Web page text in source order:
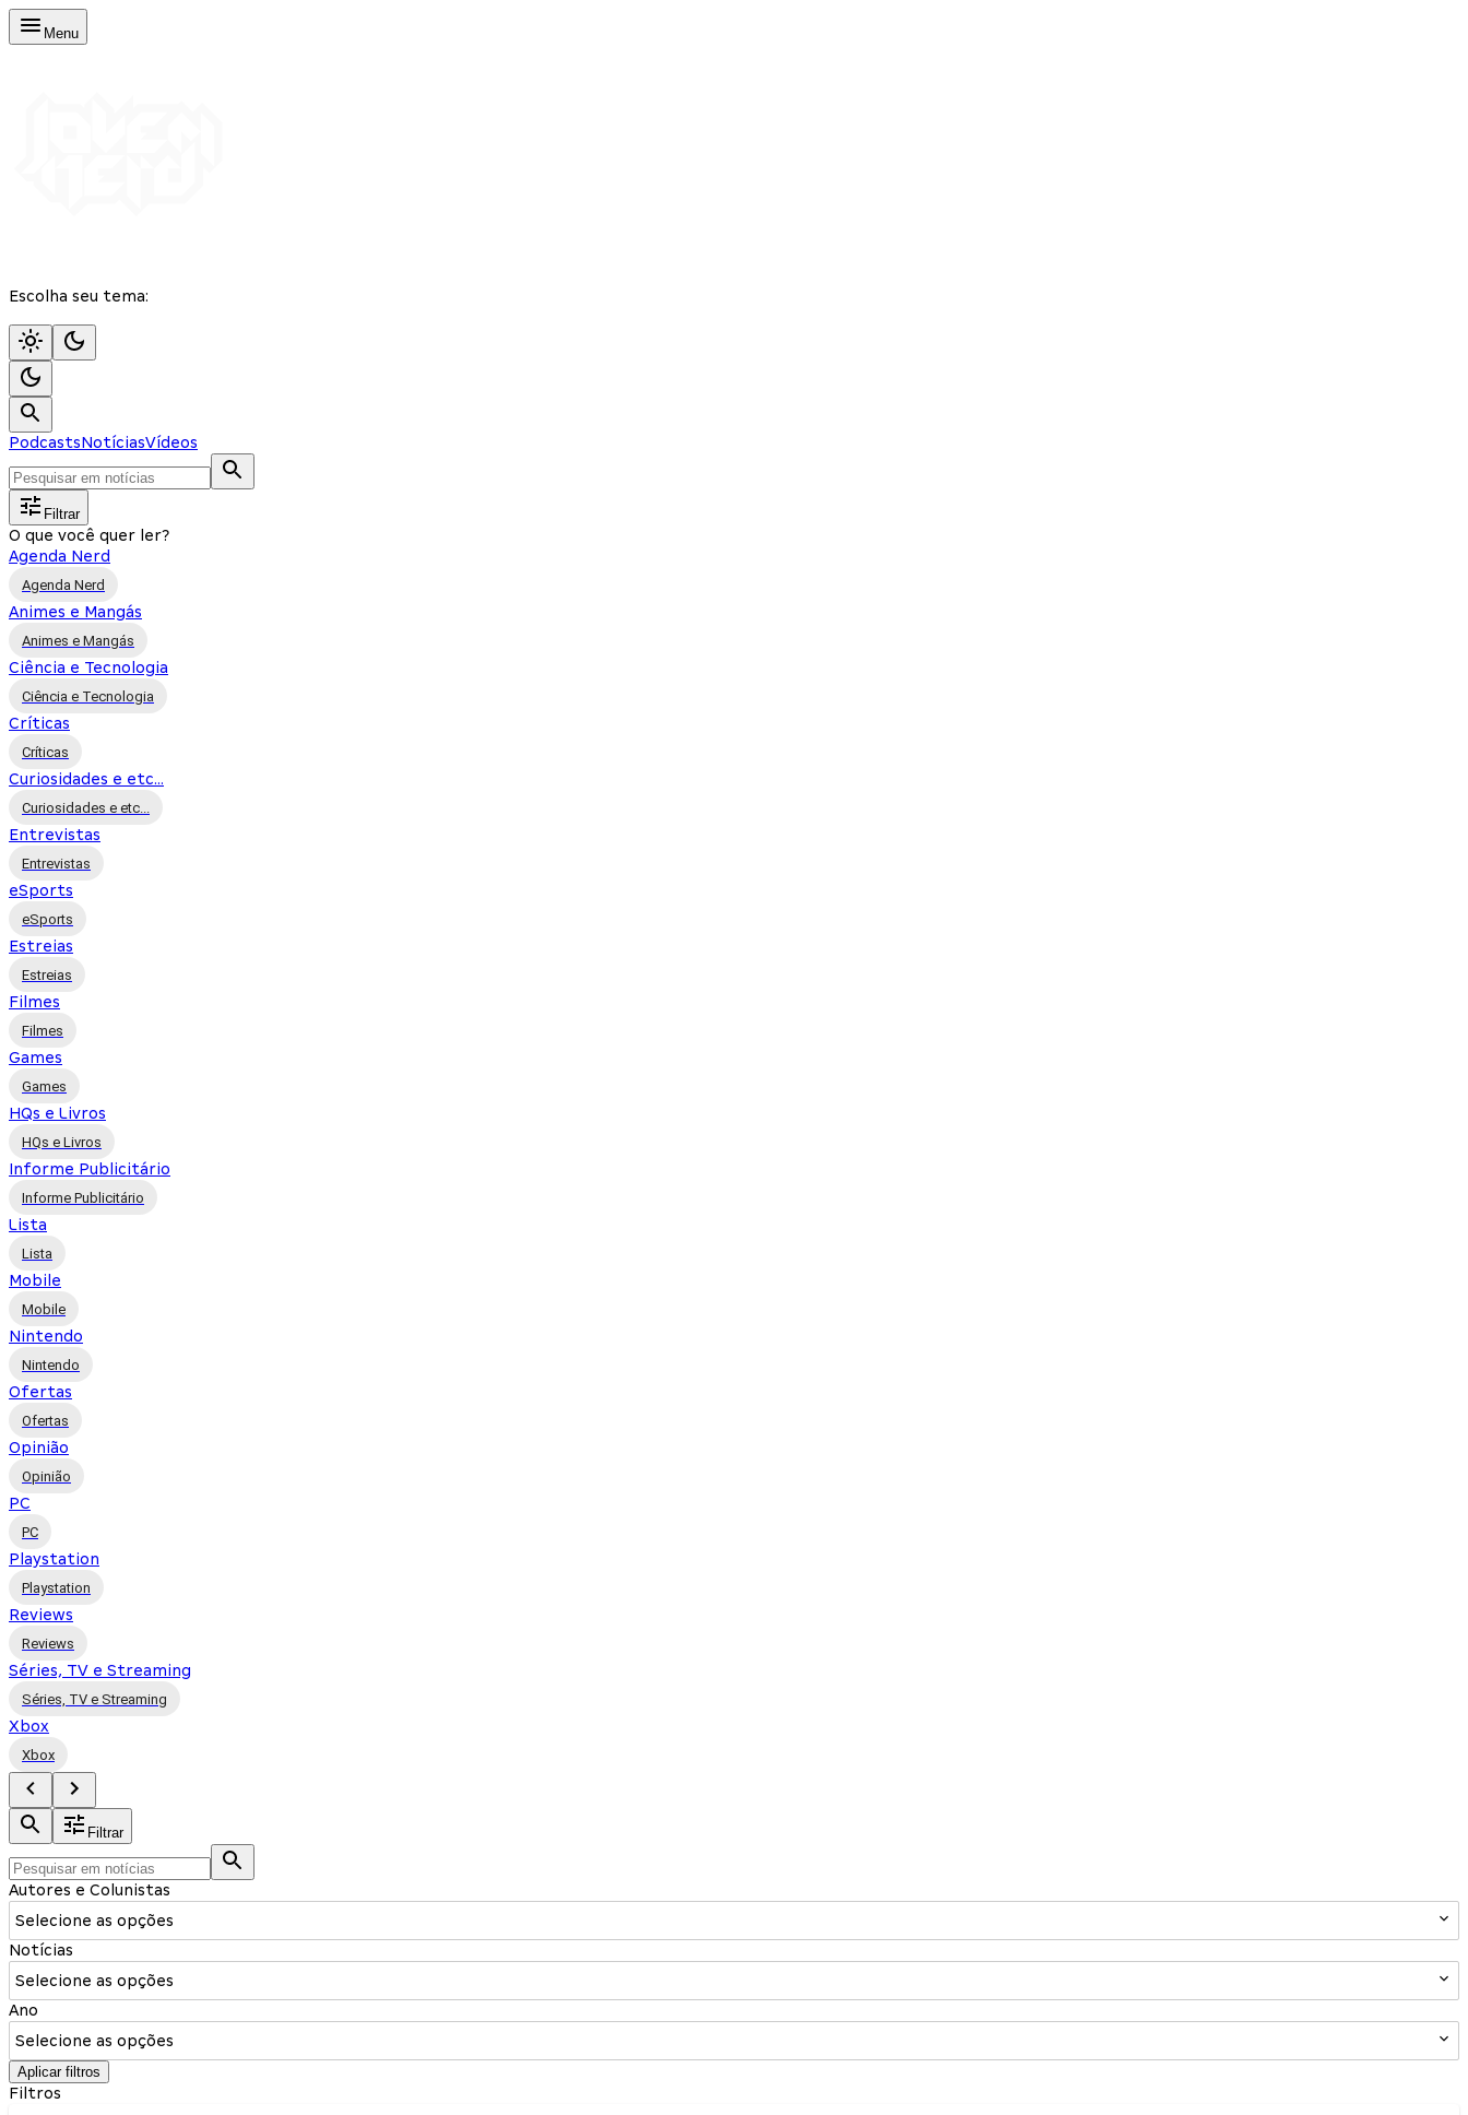
Menu
Escolha seu tema:
PodcastsNotíciasVídeos
Filtrar
O que você quer ler?
Agenda Nerd
Agenda Nerd
Animes e Mangás
Animes e Mangás
Ciência e Tecnologia
Ciência e Tecnologia
Críticas
Críticas
Curiosidades e etc...
Curiosidades e etc...
Entrevistas
Entrevistas
eSports
eSports
Estreias
Estreias
Filmes
Filmes
Games
Games
HQs e Livros
HQs e Livros
Informe Publicitário
Informe Publicitário
Lista
Lista
Mobile
Mobile
Nintendo
Nintendo
Ofertas
Ofertas
Opinião
Opinião
PC
PC
Playstation
Playstation
Reviews
Reviews
Séries, TV e Streaming
Séries, TV e Streaming
Xbox
Xbox
Filtrar
Autores e Colunistas
Selecione as opções
Notícias
Selecione as opções
Ano
Selecione as opções
Aplicar filtros
Filtros